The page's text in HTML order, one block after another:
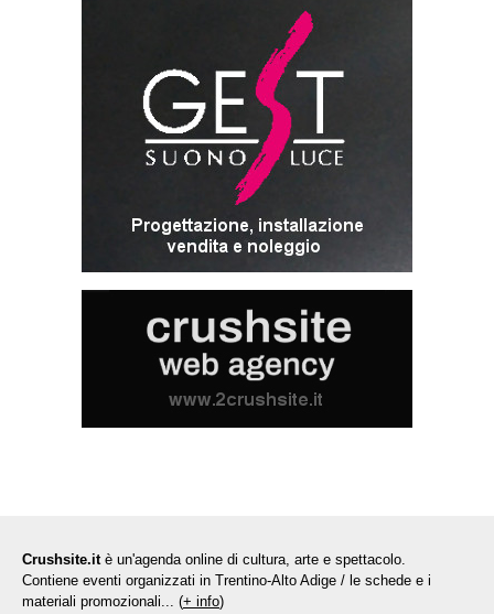
Crushsite.it è un'agenda online di cultura, arte e spettacolo.
Contiene eventi organizzati in Trentino-Alto Adige / le schede e i
materiali promozionali... (+ info)